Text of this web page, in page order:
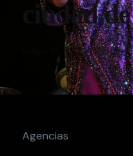
ciudad
22 Junio, 2016
Agencias